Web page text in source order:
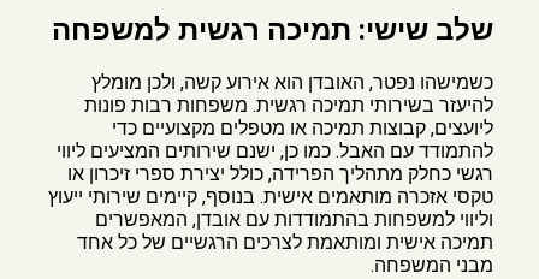
שלב שישי: תמיכה רגשית למשפחה
כשמישהו נפטר, האובדן הוא אירוע קשה, ולכן מומלץ
להיעזר בשירותי תמיכה רגשית. משפחות רבות פונות
ליועצים, קבוצות תמיכה או מטפלים מקצועיים כדי
להתמודד עם האבל. כמו כן, ישנם שירותים המציעים ליווי
רגשי כחלק מתהליך הפרידה, כולל יצירת ספרי זיכרון או
טקסי אזכרה מותאמים אישית. בנוסף, קיימים שירותי ייעוץ
וליווי למשפחות בהתמודדות עם אובדן, המאפשרים
תמיכה אישית ומותאמת לצרכים הרגשיים של כל אחד
מבני המשפחה.